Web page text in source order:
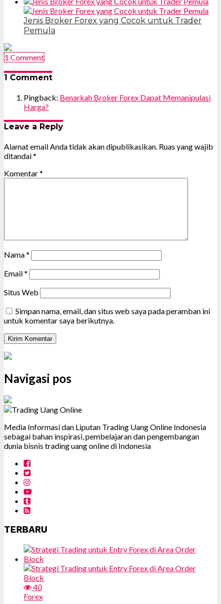
Jenis Broker Forex yang Cocok untuk Trader
Pemula
1 Comment
1 Comment
Pingback: Benarkah Broker Forex Dapat Memanipulasi
Harga?
Leave a Reply
Alamat email Anda tidak akan dipublikasikan. Ruas yang wajib
ditandai*
Komentar*
Nama*
Email*
Situs Web
Simpan nama, email, dan situs web saya pada peramban ini
untuk komentar saya berikutnya.
Navigasi pos
Media Informasi dan Liputan Trading Uang Online Indonesia
sebagai bahan inspirasi, pembelajaran dan pengembangan
dunia bisnis trading uang online di Indonesia
TERBARU
40
Forex